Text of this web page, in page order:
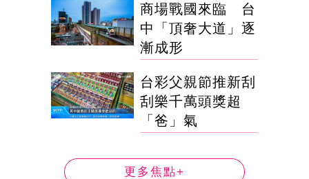
商場戰國來臨 台
中「頂奢大道」逐
漸成形
台彩父親節推新刮
刮樂千萬頭獎超
「爸」氣
更多焦點+